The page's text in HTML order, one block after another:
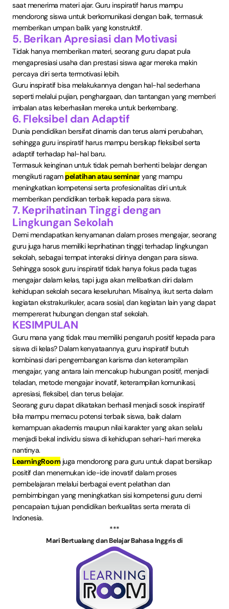
saat menerima materi ajar. Guru inspiratif harus mampu
mendorong siswa untuk berkomunikasi dengan baik, termasuk
memberikan umpan balik yang konstruktif.
5. Berikan Apresiasi dan Motivasi
Tidak hanya memberikan materi, seorang guru dapat pula
mengapresiasi usaha dan prestasi siswa agar mereka makin
percaya diri serta termotivasi lebih.
Guru inspiratif bisa melakukannya dengan hal-hal sederhana
seperti melalui pujian, penghargaan, dan tantangan yang memberi
imbalan atas keberhasilan mereka untuk berkembang.
6. Fleksibel dan Adaptif
Dunia pendidikan bersifat dinamis dan terus alami perubahan,
sehingga guru inspiratif harus mampu bersikap fleksibel serta
adaptif terhadap hal-hal baru.
Termasuk keinginan untuk tidak pernah berhenti belajar dengan
mengikuti ragam pelatihan atau seminaryang mampu
meningkatkan kompetensi serta profesionalitas diri untuk
memberikan pendidikan terbaik kepada para siswa.
7. Keprihatinan Tinggi dengan
Lingkungan Sekolah
Demi mendapatkan kenyamanan dalam proses mengajar, seorang
guru juga harus memiliki keprihatinan tinggi terhadap lingkungan
sekolah, sebagai tempat interaksi dirinya dengan para siswa.
Sehingga sosok guru inspiratif tidak hanya fokus pada tugas
mengajar dalam kelas, tapi juga akan melibatkan diri dalam
kehidupan sekolah secara keseluruhan. Misalnya, ikut serta dalam
kegiatan ekstrakurikuler, acara sosial, dan kegiatan lain yang dapat
mempererat hubungan dengan staf sekolah.
KESIMPULAN
Guru mana yang tidak mau memiliki pengaruh positif kepada para
siswa di kelas? Dalam kenyataannya, guru inspiratif butuh
kombinasi dari pengembangan karisma dan keterampilan
mengajar, yang antara lain mencakup hubungan positif, menjadi
teladan, metode mengajar inovatif, keterampilan komunikasi,
apresiasi, fleksibel, dan terus belajar.
Seorang guru dapat dikatakan berhasil menjadi sosok inspiratif
bila mampu memacu potensi terbaik siswa, baik dalam
kemampuan akademis maupun nilai karakter yang akan selalu
menjadi bekal individu siswa di kehidupan sehari-hari mereka
nantinya.
LearningRoomjuga mendorong para guru untuk dapat bersikap
positif dan menemukan ide-ide inovatif dalam proses
pembelajaran melalui berbagai event pelatihan dan
pembimbingan yang meningkatkan sisi kompetensi guru demi
pencapaian tujuan pendidikan berkualitas serta merata di
Indonesia.
***
Mari Bertualang dan Belajar Bahasa Inggris di